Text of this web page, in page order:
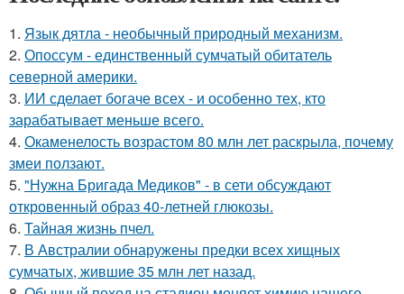
1. Язык дятла - необычный природный механизм.
2. Опоссум - единственный сумчатый обитатель
северной америки.
3. ИИ сделает богаче всех - и особенно тех, кто
зарабатывает меньше всего.
4. Окаменелость возрастом 80 млн лет раскрыла, почему
змеи ползают.
5. "Нужна Бригада Медиков" - в сети обсуждают
откровенный образ 40-летней глюкозы.
6. Тайная жизнь пчел.
7. В Австралии обнаружены предки всех хищных
сумчатых, жившие 35 млн лет назад.